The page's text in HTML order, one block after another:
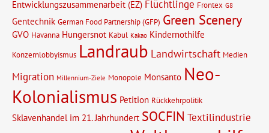
Entwicklungszusammenarbeit (EZ) Flüchtlinge Frontex G8
Gentechnik German Food Partnership (GFP) Green Scenery
GVO Havanna Hungersnot Kabul Kakao Kindernothilfe
Konzernlobbyismus Landraub Landwirtschaft Medien
Migration Millennium-Ziele Monopole Monsanto Neo-
Kolonialismus Petition Rückkehrpolitik
Sklavenhandel im 21. Jahrhundert SOCFIN Textilindustrie